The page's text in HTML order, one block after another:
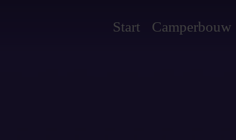
Start Camperbouw